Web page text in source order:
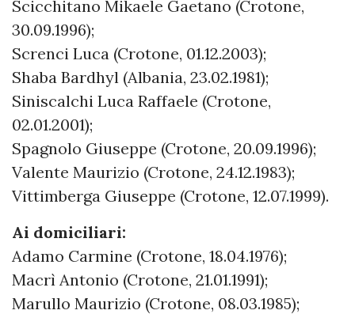
Scicchitano Mikaele Gaetano (Crotone,
30.09.1996);
Screnci Luca (Crotone, 01.12.2003);
Shaba Bardhyl (Albania, 23.02.1981);
Siniscalchi Luca Raffaele (Crotone,
02.01.2001);
Spagnolo Giuseppe (Crotone, 20.09.1996);
Valente Maurizio (Crotone, 24.12.1983);
Vittimberga Giuseppe (Crotone, 12.07.1999).
Ai domiciliari:
Adamo Carmine (Crotone, 18.04.1976);
Macrì Antonio (Crotone, 21.01.1991);
Marullo Maurizio (Crotone, 08.03.1985);